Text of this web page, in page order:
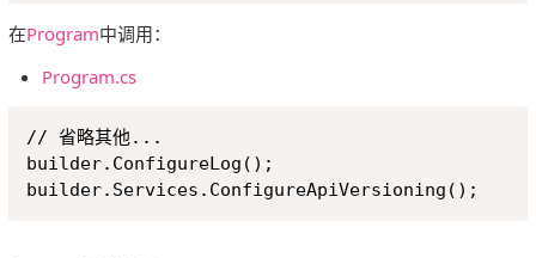
在Program中调用：
Program.cs
// 省略其他...
builder.ConfigureLog();